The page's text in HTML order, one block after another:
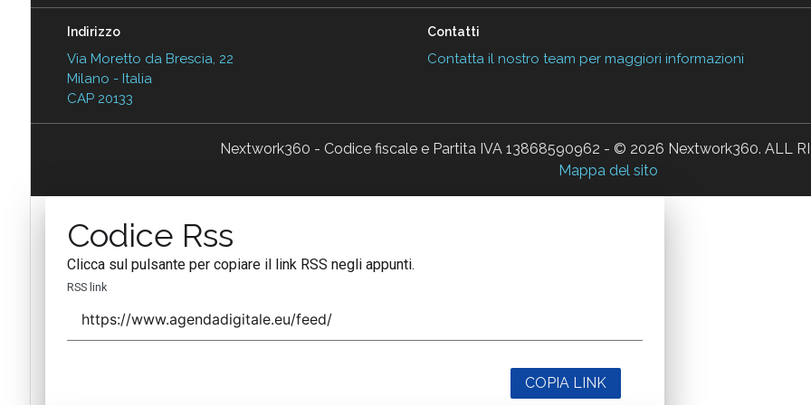
Indirizzo
Via Moretto da Brescia, 22
Milano - Italia
CAP 20133
Contatti
Contatta il nostro team per maggiori informazioni
Nextwork360 - Codice fiscale e Partita IVA 13868590962 - © 2026 Nextwork360. ALL
Mappa del sito
Codice Rss
Clicca sul pulsante per copiare il link RSS negli appunti.
RSS link
COPIA LINK